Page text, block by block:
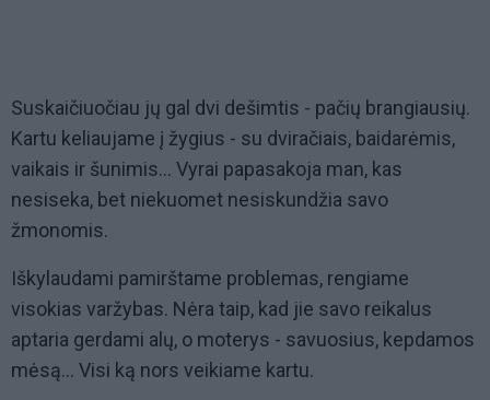
Suskaičiuočiau jų gal dvi dešimtis - pačių brangiausių.
Kartu keliaujame į žygius - su dviračiais, baidarėmis,
vaikais ir šunimis... Vyrai papasakoja man, kas
nesiseka, bet niekuomet nesiskundžia savo
žmonomis.
Iškylaudami pamirštame problemas, rengiame
visokias varžybas. Nėra taip, kad jie savo reikalus
aptaria gerdami alų, o moterys - savuosius, kepdamos
mėsą... Visi ką nors veikiame kartu.